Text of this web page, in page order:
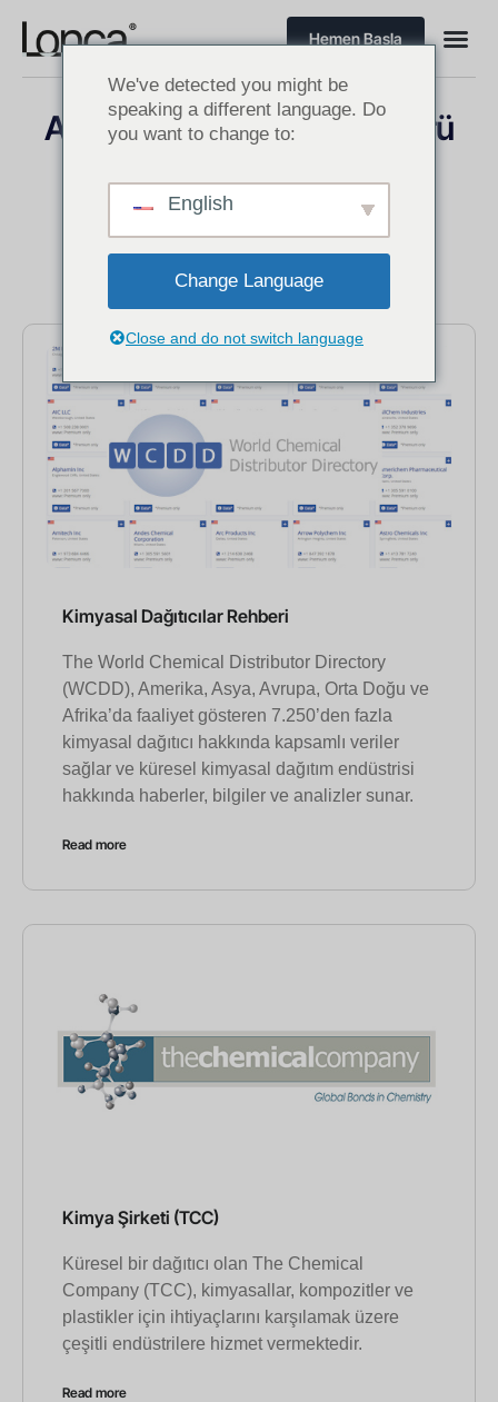
Hemen Başla
Amerika’da Kimyasal Sektörü
Kimyasal Dağıtıcılar Rehberi
The World Chemical Distributor Directory
(WCDD), Amerika, Asya, Avrupa, Orta Doğu ve
Afrika’da faaliyet gösteren 7.250’den fazla
kimyasal dağıtıcı hakkında kapsamlı veriler
sağlar ve küresel kimyasal dağıtım endüstrisi
hakkında haberler, bilgiler ve analizler sunar.
Read more
Kimya Şirketi (TCC)
Küresel bir dağıtıcı olan The Chemical
Company (TCC), kimyasallar, kompozitler ve
plastikler için ihtiyaçlarını karşılamak üzere
çeşitli endüstrilere hizmet vermektedir.
Read more
We've detected you might be
speaking a different language. Do
you want to change to:
English
Change Language
Close and do not switch language